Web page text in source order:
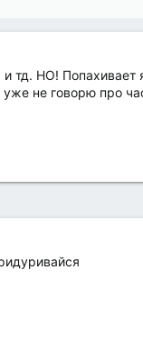
тд. НО! Попахивает
не говорю про